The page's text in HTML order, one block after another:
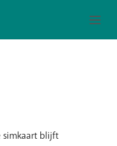
simkaart blijft